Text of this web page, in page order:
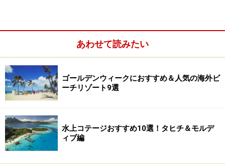
双子ヤシが群生するプララン島の深い森、ヴァレ・ド・メ自
然保護区
”エデンの島”と呼ばれるセーシェル。その名前の由来を
たどると、プララン島周辺に群生している双子ヤシに行
き着きます。
あわせて読みたい
ゴールデンウィークにおすすめ＆人気の海外ビ
ーチリゾート9選
水上コテージおすすめ10選！タヒチ＆モルデ
ィブ編